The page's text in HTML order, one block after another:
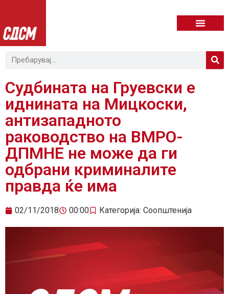
Судбината на Груевски е
иднината на Мицкоски,
антизападното
раководство на ВМРО-
ДПМНЕ не може да ги
одбрани криминалите
правда ќе има
02/11/2018 00:00 Категорија: Соопштенија